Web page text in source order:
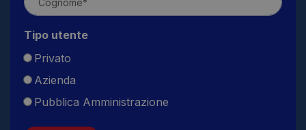
Tipo utente
Privato
Azienda
Pubblica Amministrazione